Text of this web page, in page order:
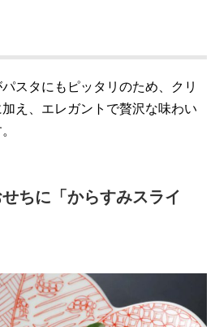
スタにもピッタリのため、クリ
え、エレガントで贅沢な味わい
ちに「からすみスライ